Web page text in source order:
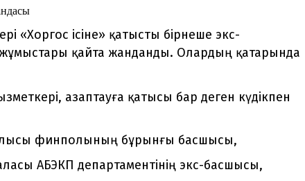
«Хоргос ісіне» қатысты бірнеше экс-
жұмыстары қайта жанданды. Олардың қатарында
азаптауға қатысы бар деген күдікпен
финполының бұрынғы басшысы,
АБЭКП департаментінің экс-басшысы,